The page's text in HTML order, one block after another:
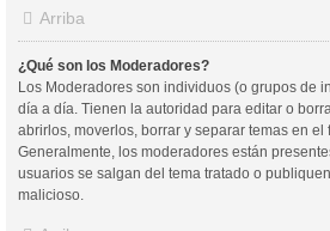
Arriba
¿Qué son los Moderadores?
Los Moderadores son individuos (o grupos de
día a día. Tienen la autoridad para editar o
abrirlos, moverlos, borrar y separar temas en el
Generalmente, los moderadores están
usuarios se salgan del tema tratado o
malicioso.